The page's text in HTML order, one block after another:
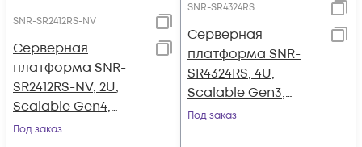
SNR-SR2412RS-NV
Серверная
платформа SNR-
SR2412RS-NV, 2U,
Scalable Gen4,
DDR5,
Под заказ
SNR-SR4324RS
Серверная
платформа SNR-
SR4324RS, 4U,
Scalable Gen3,
DDR4, 24xHDD,
Под заказ